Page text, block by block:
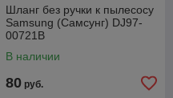
Шланг без ручки к пылесосу
Samsung (Самсунг) DJ97-
00721B
В наличии
80 руб.